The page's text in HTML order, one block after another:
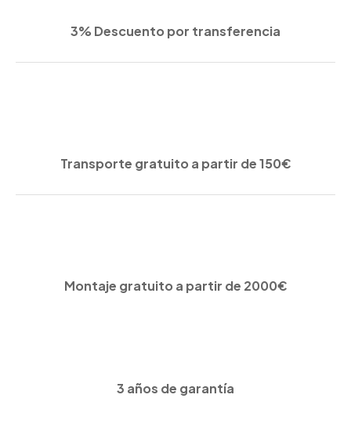
3% Descuento por transferencia
Transporte gratuito a partir de 150€
Montaje gratuito a partir de 2000€
3 años de garantía